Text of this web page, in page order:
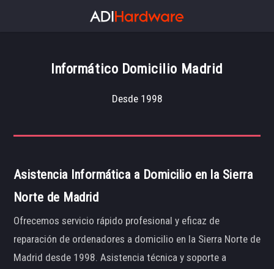
Informático Domicilio Madrid
Desde 1998
Asistencia Informática a Domicilio en la Sierra
Norte de Madrid
Ofrecemos servicio rápido profesional y eficaz de
reparación de ordenadores a domicilio en la Sierra Norte de
Madrid desde 1998. Asistencia técnica y soporte a